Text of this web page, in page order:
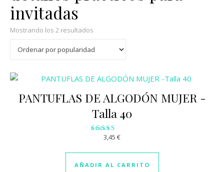
invitadas
Mostrando los 2 resultados
PANTUFLAS DE ALGODÓN MUJER -
Talla 40
Valorado
3.29
de 5
3,45 €
AÑADIR AL CARRITO